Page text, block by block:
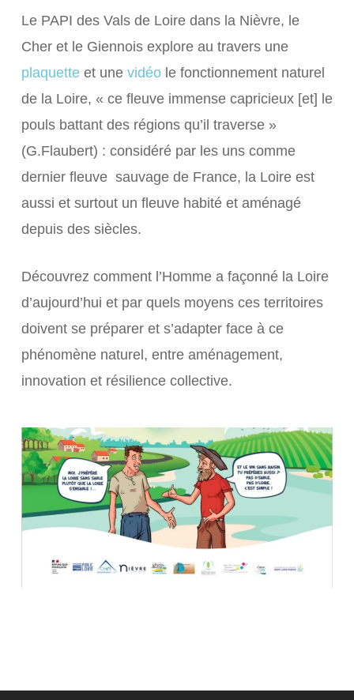
Le PAPI des Vals de Loire dans la Nièvre, le
Cher et le Giennois explore au travers une
plaquetteet une vidéole fonctionnement naturel
de la Loire, « ce fleuve immense capricieux [et] le
pouls battant des régions qu’il traverse »
(G.Flaubert) : considéré par les uns comme
dernier fleuve sauvage de France, la Loire est
aussi et surtout un fleuve habité et aménagé
depuis des siècles.
Découvrez comment l’Homme a façonné la Loire
d’aujourd’hui et par quels moyens ces territoires
doivent se préparer et s’adapter face à ce
phénomène naturel, entre aménagement,
innovation et résilience collective.